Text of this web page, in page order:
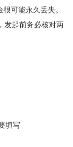
可能永久丢失。
发起前务必核对两
填写